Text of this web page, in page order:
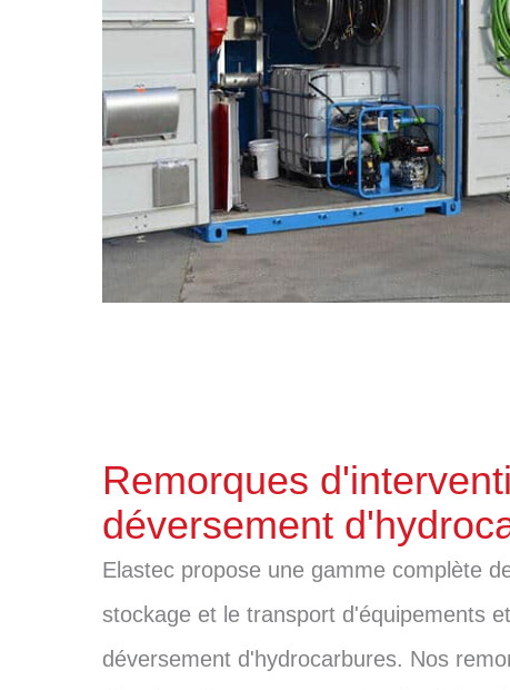
Remorques
déversement
Elastec propose une gamme complète
stockage et le transport d'équipements
déversement d'hydrocarbures. Nos